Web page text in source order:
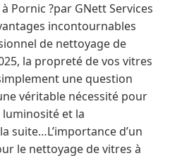
Pornic ?par GNett Services
incontournables
de nettoyage de
la propreté de vos vitres
une question
véritable nécessité pour
et la
suite…L’importance d’un
le nettoyage de vitres à